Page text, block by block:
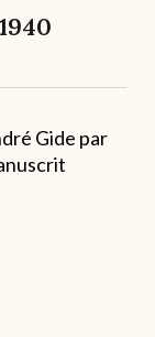
Gide par